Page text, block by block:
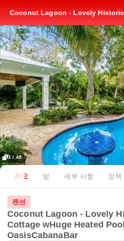
Coconut Lagoon - Lovely
OasisCabanaBar
1 / 48
개요 방 세부 사항 정책
펜션
Coconut Lagoon - Lovely
Cottage wHuge Heated
OasisCabanaBar